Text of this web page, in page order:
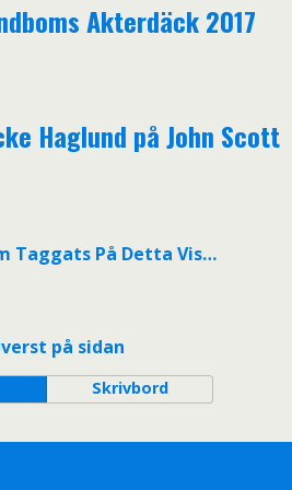
Akterdäck 2017
Haglund på John Scott
Taggats På Detta Vis…
på sidan
Skrivbord